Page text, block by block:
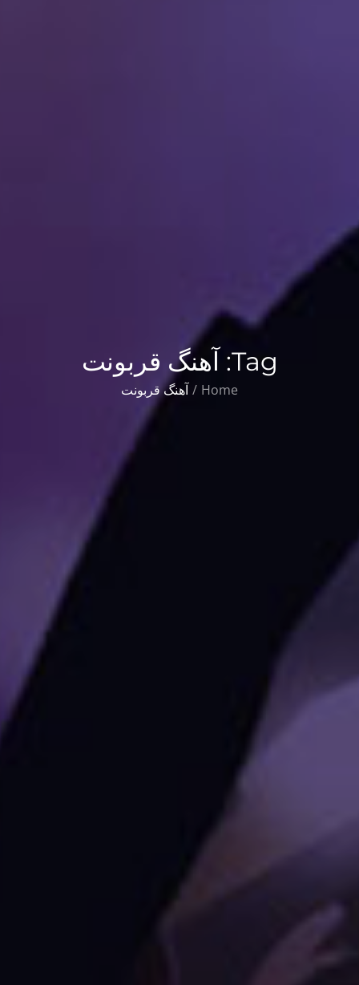
Tag: آهنگ قربونت
Home آهنگ قربونت